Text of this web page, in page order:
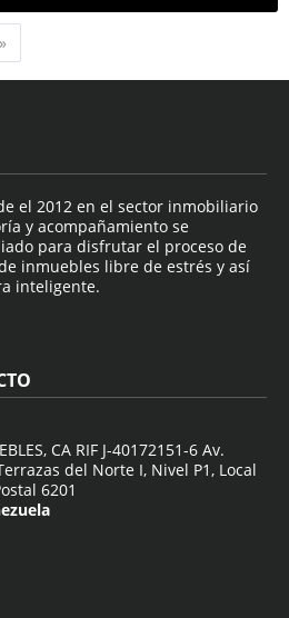
»
el 2012 en el sector inmobiliario
y acompañamiento se
para disfrutar el proceso de
inmuebles libre de estrés y así
inteligente.
CA RIF J-40172151-6 Av.
del Norte I, Nivel P1, Local
6201